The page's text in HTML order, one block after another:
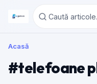
Acasă
#telefoane